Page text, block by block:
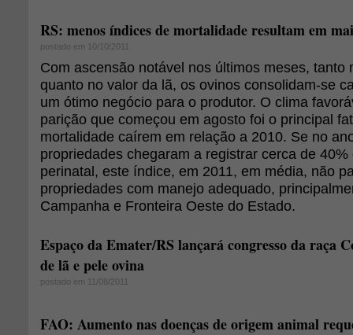
RS: menos índices de mortalidade resultam em
postado em 10/10/2011
Com ascensão notável nos últimos meses, tanto
quanto no valor da lã, os ovinos consolidam-se
um ótimo negócio para o produtor. O clima
parição que começou em agosto foi o principal
mortalidade caírem em relação a 2010. Se no
propriedades chegaram a registrar cerca de
perinatal, este índice, em 2011, em média, não
propriedades com manejo adequado,
Campanha e Fronteira Oeste do Estado.
Espaço da Emater/RS lançará congresso da raça
de lã e pele ovina
postado em 11/08/2011
FAO: Aumento nas doenças de origem animal